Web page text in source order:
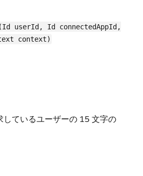
userId, Id connectedAppId,
context)
しているユーザーの 15 文字の